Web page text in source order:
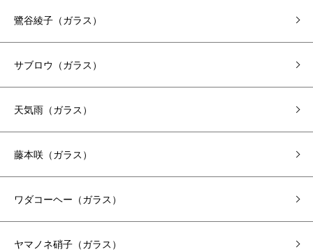
鷺谷綾子（ガラス）
サブロウ（ガラス）
天気雨（ガラス）
藤本咲（ガラス）
ワダコーヘー（ガラス）
ヤマノネ硝子（ガラス）